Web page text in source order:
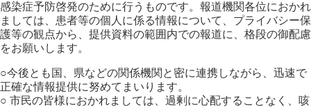
感染症予防啓発のために行うものです。報道機関各位におかれ
ましては、患者等の個人に係る情報について、プライバシー保
護等の観点から、提供資料の範囲内での報道に、格段の御配慮
をお願いします。
○今後とも国、県などの関係機関と密に連携しながら、迅速で
正確な情報提供に努めてまいります。
○ 市民の皆様におかれましては、過剰に心配することなく、咳